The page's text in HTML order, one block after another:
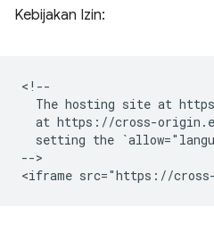
Kebijakan Izin:
<!--
The hosting site at
at https://cross-
setting the
-->